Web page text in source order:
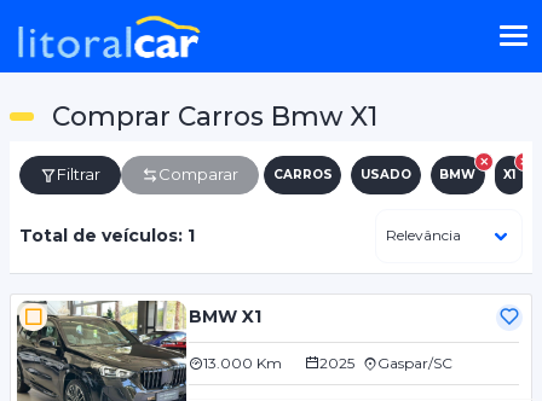
Comprar Carros Bmw X1
Filtrar Comparar CARROS USADO BMW X1
Total de veículos: 1
BMW X1
13.000 Km 2025 Gaspar/SC